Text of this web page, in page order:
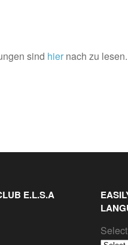
sind hier nach zu lesen.
E.L.S.A